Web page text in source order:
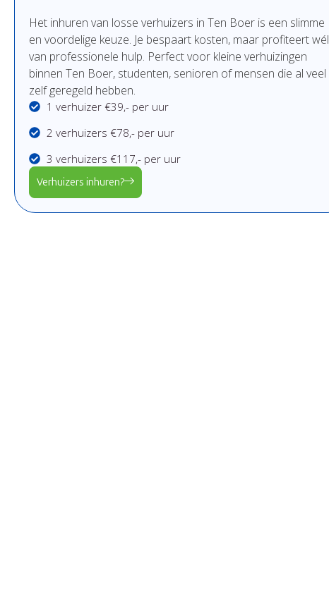
Het inhuren van losse verhuizers in Ten Boer is een slimme
en voordelige keuze. Je bespaart kosten, maar profiteertwél
van professionele hulp. Perfectvoor kleine verhuizingen
binnen Ten Boer, studenten, senioren ofmensen die al veel
zelfgeregeld hebben.
1 verhuizer €39,- per uur
2 verhuizers €78,- per uur
3 verhuizers €117,- per uur
Verhuizers inhuren?